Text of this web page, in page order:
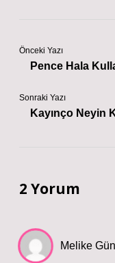
Önceki Yazı
Pence Hala
Sonraki Yazı
Kayınço Neyin
2 Yorum
Melike